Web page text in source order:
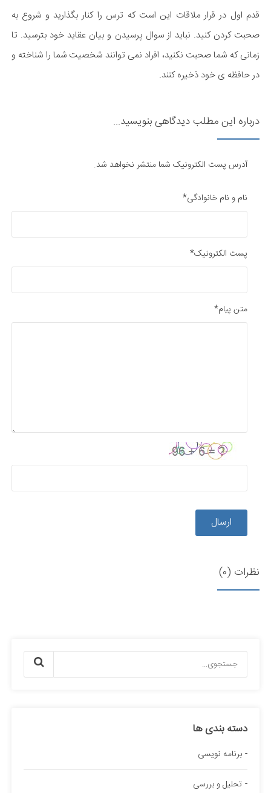
قدم اول در قرار ملاقات این است که ترس را کنار بگذارید و شروع به
صحبت کردن کنید. نباید از سوال پرسیدن و بیان عقاید خود بترسید. تا
زمانی که شما صحبت نکنید، افراد نمی توانند شخصیت شما را شناخته و
در حافظه ی خود ذخیره کنند.​
درباره این مطلب دیدگاهی بنویسید...
آدرس پست الکترونیک شما منتشر نخواهد شد.
نام و نام خانوادگی*
پست الکترونیک*
متن پیام*
ارسال
نظرات (0)
دسته بندی ها
برنامه نویسی
تحلیل و بررسی